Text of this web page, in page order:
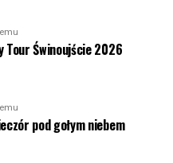
Tour Świnoujście 2026
pod gołym niebem